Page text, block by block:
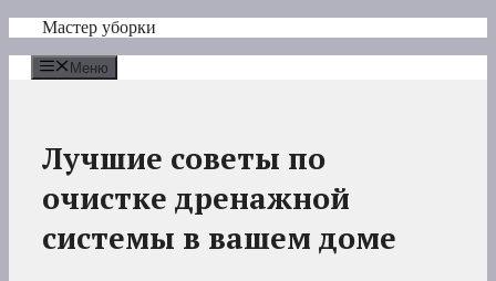
Перейти
содержимому
Мастер уборки
Меню
Лучшие советы по
очистке дренажной
системы в вашем доме